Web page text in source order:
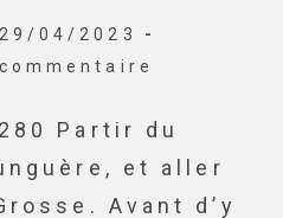
29/04/2023
Partir du
et aller
Avant d’y